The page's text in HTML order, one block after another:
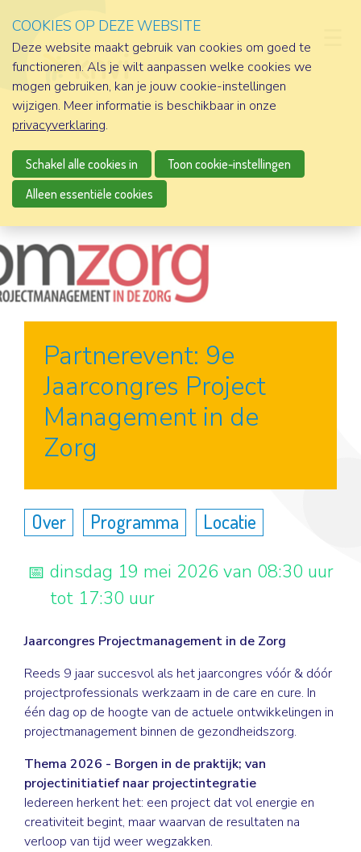
Partnerevent: 9e
Jaarcongres Project
Management in de
Zorg
Over Programma Locatie
dinsdag 19 mei 2026 van 08:30 uur
tot 17:30 uur
Jaarcongres Projectmanagement in de Zorg
Reeds 9 jaar succesvol als het jaarcongres vóór & dóór
projectprofessionals werkzaam in de care en cure. In
één dag op de hoogte van de actuele ontwikkelingen in
projectmanagement binnen de gezondheidszorg.
Thema 2026 - Borgen in de praktijk; van
projectinitiatief naar projectintegratie
Iedereen herkent het: een project dat vol energie en
creativiteit begint, maar waarvan de resultaten na
verloop van tijd weer wegzakken.
COOKIES OP DEZE WEBSITE
Deze website maakt gebruik van cookies om goed te
functioneren. Als je wilt aanpassen welke cookies we
mogen gebruiken, kan je jouw cookie-instellingen
wijzigen. Meer informatie is beschikbaar in onze
privacyverklaring.
Schakel alle cookies in
Toon cookie-instellingen
Alleen essentiële cookies